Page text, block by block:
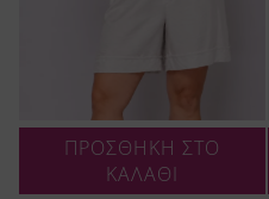
ΠΡΟΣΘΗΚΗ ΣΤΟ
ΚΑΛΑΘΙ